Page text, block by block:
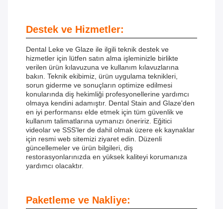
Destek ve Hizmetler:
Dental Leke ve Glaze ile ilgili teknik destek ve
hizmetler için lütfen satın alma işleminizle birlikte
verilen ürün kılavuzuna ve kullanım kılavuzlarına
bakın. Teknik ekibimiz, ürün uygulama teknikleri,
sorun giderme ve sonuçların optimize edilmesi
konularında diş hekimliği profesyonellerine yardımcı
olmaya kendini adamıştır. Dental Stain and Glaze'den
en iyi performansı elde etmek için tüm güvenlik ve
kullanım talimatlarına uymanızı öneririz. Eğitici
videolar ve SSS'ler de dahil olmak üzere ek kaynaklar
için resmi web sitemizi ziyaret edin. Düzenli
güncellemeler ve ürün bilgileri, diş
restorasyonlarınızda en yüksek kaliteyi korumanıza
yardımcı olacaktır.
Paketleme ve Nakliye: